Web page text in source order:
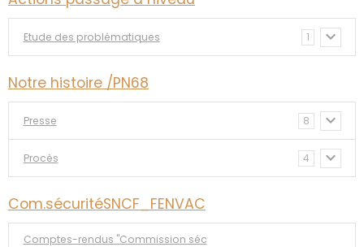
Etude des problématiques 1
Notre histoire /PN68
Presse 8
Procès 4
Com.sécuritéSNCF_FENVAC
Comptes-rendus "Commission séc